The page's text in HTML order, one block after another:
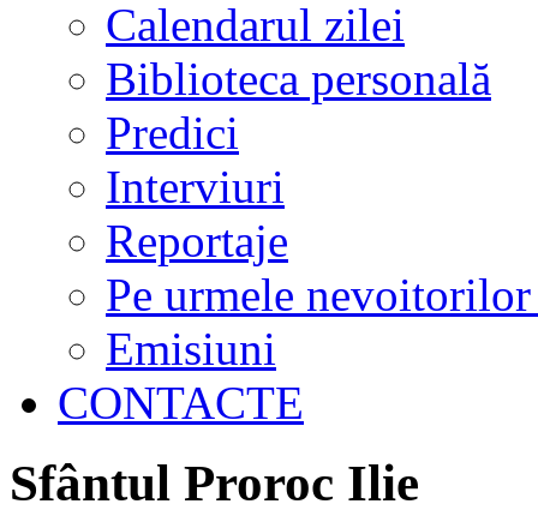
Calendarul zilei
Biblioteca personală
Predici
Interviuri
Reportaje
Pe urmele nevoitorilor
Emisiuni
CONTACTE
Sfântul Proroc Ilie